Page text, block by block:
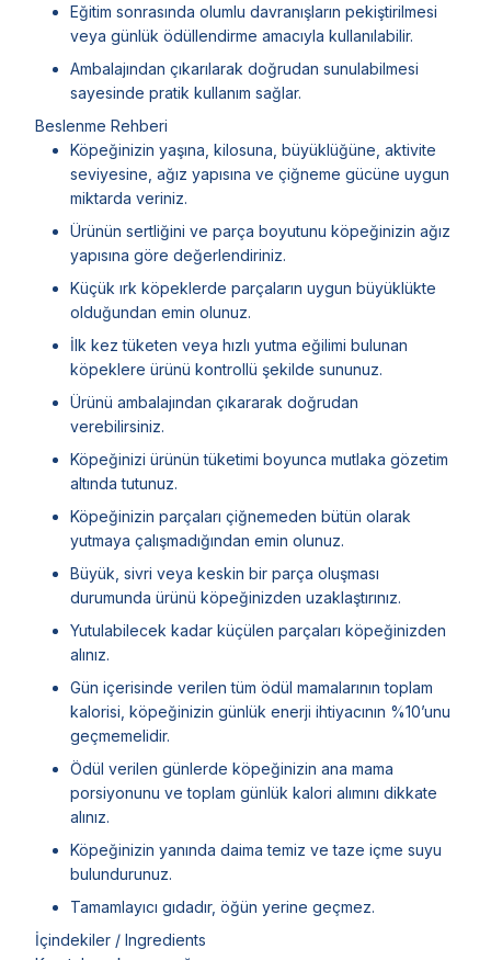
Eğitim sonrasında olumlu davranışların pekiştirilmesi
veya günlük ödüllendirme amacıyla kullanılabilir.
Ambalajından çıkarılarak doğrudan sunulabilmesi
sayesinde pratik kullanım sağlar.
Beslenme Rehberi
Köpeğinizin yaşına, kilosuna, büyüklüğüne, aktivite
seviyesine, ağız yapısına ve çiğneme gücüne uygun
miktarda veriniz.
Ürünün sertliğini ve parça boyutunu köpeğinizin ağız
yapısına göre değerlendiriniz.
Küçük ırk köpeklerde parçaların uygun büyüklükte
olduğundan emin olunuz.
İlk kez tüketen veya hızlı yutma eğilimi bulunan
köpeklere ürünü kontrollü şekilde sununuz.
Ürünü ambalajından çıkararak doğrudan
verebilirsiniz.
Köpeğinizi ürünün tüketimi boyunca mutlaka gözetim
altında tutunuz.
Köpeğinizin parçaları çiğnemeden bütün olarak
yutmaya çalışmadığından emin olunuz.
Büyük, sivri veya keskin bir parça oluşması
durumunda ürünü köpeğinizden uzaklaştırınız.
Yutulabilecek kadar küçülen parçaları köpeğinizden
alınız.
Gün içerisinde verilen tüm ödül mamalarının toplam
kalorisi, köpeğinizin günlük enerji ihtiyacının %10’unu
geçmemelidir.
Ödül verilen günlerde köpeğinizin ana mama
porsiyonunu ve toplam günlük kalori alımını dikkate
alınız.
Köpeğinizin yanında daima temiz ve taze içme suyu
bulundurunuz.
Tamamlayıcı gıdadır, öğün yerine geçmez.
İçindekiler / Ingredients